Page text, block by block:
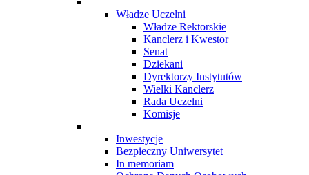
Władze Uczelni
Władze Rektorskie
Kanclerz i Kwestor
Senat
Dziekani
Dyrektorzy Instytutów
Wielki Kanclerz
Rada Uczelni
Komisje
Inwestycje
Bezpieczny Uniwersytet
In memoriam